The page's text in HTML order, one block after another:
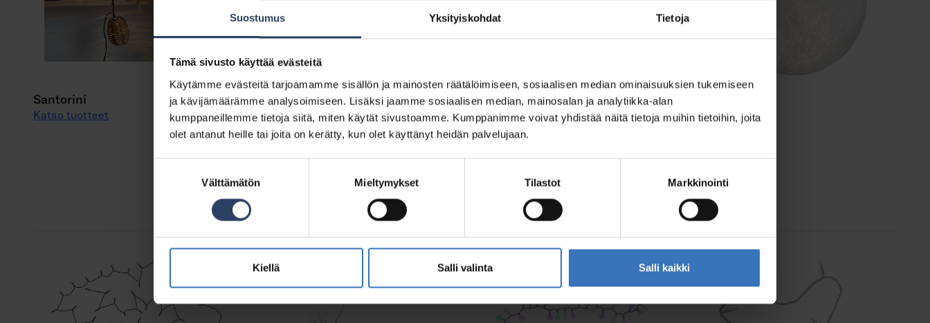
Suostumus Yksityiskohdat Tietoja
Tämä sivusto käyttää evästeitä
Käytämme evästeitä tarjoamamme sisällön ja mainosten räätälöimiseen, sosiaalisen median ominaisuuksien tukemiseen
ja kävijämäärämme analysoimiseen. Lisäksi jaamme sosiaalisen median, mainosalan ja analytiikka-alan
kumppaneillemme tietoja siitä, miten käytät sivustoamme. Kumppanimme voivat yhdistää näitä tietoja muihin tietoihin, joita
olet antanut heille tai joita on kerätty, kun olet käyttänyt heidän palvelujaan.
Välttämätön Mieltymykset Tilastot Markkinointi
Kiellä Salli valinta Salli kaikki
Santorini
Katso tuotteet
Boho
Katso tuotteet
Tirandi